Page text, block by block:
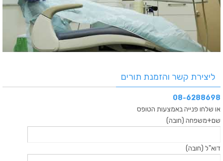
ליצירת קשר והזמנת תורים
08-6288698
או שלחו פנייה באמצעות הטופס
שם+משפחה (חובה)
דוא"ל (חובה)